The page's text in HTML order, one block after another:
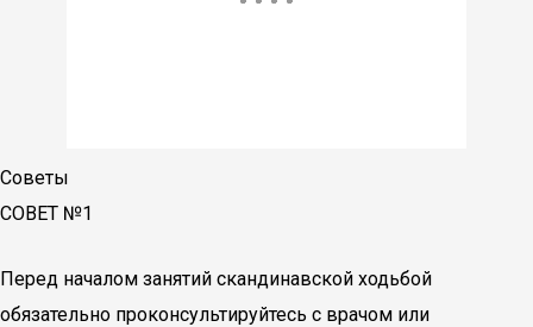
Советы
СОВЕТ №1
Перед началом занятий скандинавской ходьбой
обязательно проконсультируйтесь с врачом или